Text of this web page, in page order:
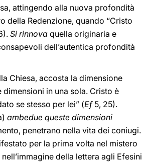
attingendo alla nuova profondità
della Redenzione, quando “Cristo
Si rinnova quella originaria e
dell’autentica profondità
Chiesa, accosta la dimensione
in una sola. Cristo è
se stesso per lei” (Ef5, 25).
ambedue queste dimensioni
penetrano nella vita dei coniugi.
per la prima volta nel mistero
della lettera agli Efesini